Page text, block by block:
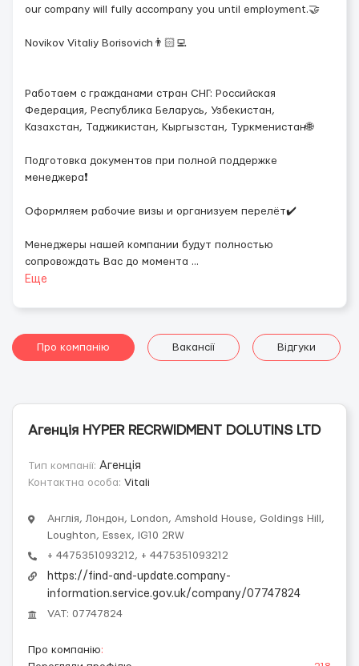
our company will fully accompany you until employment.🤝
Novikov Vitaliy Borisovich👨🏻‍💻
Работаем с гражданами стран СНГ: Российская
Федерация, Республика Беларусь, Узбекистан,
Казахстан, Таджикистан, Кыргызстан, Туркменистан🌐
Подготовка документов при полной поддержке
менеджера❗️
Оформляем рабочие визы и организуем перелёт✔️
Менеджеры нашей компании будут полностью
сопровождать Вас до момента ...
Еще
Про компанію Вакансії Відгуки
Агенція HYPER RECRWIDMENT DOLUTINS LTD
Тип компанії: Агенція
Контактна особа: Vitali
Англія, Лондон, London, Amshold House, Goldings Hill,
Loughton, Essex, IG10 2RW
+ 4475351093212, + 4475351093212
https://find-and-update.company-
information.service.gov.uk/company/07747824
VAT: 07747824
Про компанію: